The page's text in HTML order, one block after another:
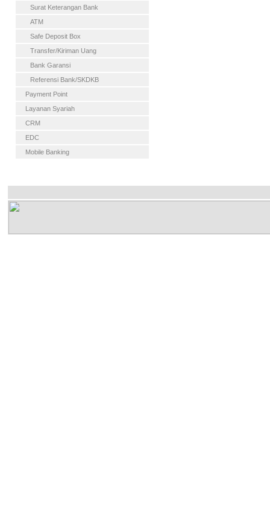
Surat Keterangan Bank
ATM
Safe Deposit Box
Transfer/Kiriman Uang
Bank Garansi
Referensi Bank/SKDKB
Payment Point
Layanan Syariah
CRM
EDC
Mobile Banking